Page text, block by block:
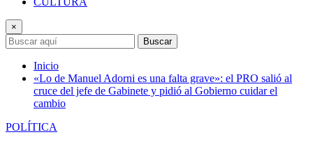
×
Buscar
Inicio
«Lo de Manuel Adorni es una falta grave»: el PRO salió al
cruce del jefe de Gabinete y pidió al Gobierno cuidar el
cambio
POLÍTICA